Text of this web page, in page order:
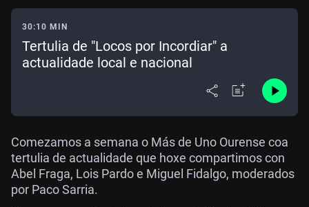
30:10 MIN
Tertulia de "Locos por Incordiar" a
actualidade local e nacional
Comezamos a semana o Más de Uno Ourense coa
tertulia de actualidade que hoxe compartimos con
Abel Fraga, Lois Pardo e Miguel Fidalgo, moderados
por Paco Sarria.